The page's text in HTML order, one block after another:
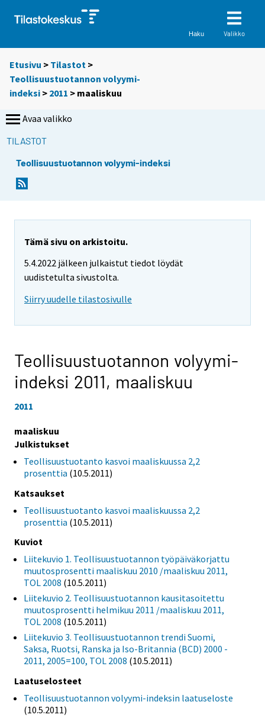
Haku Valikko
Etusivu > Tilastot >
Teollisuustuotannon volyymi-
indeksi > 2011 > maaliskuu
Avaa valikko
TILASTOT
Teollisuustuotannon volyymi-indeksi
Tämä sivu on arkistoitu.
5.4.2022 jälkeen julkaistut tiedot löydät
uudistetulta sivustolta.
Siirry uudelle tilastosivulle
Teollisuustuotannon volyymi-
indeksi 2011, maaliskuu
2011
maaliskuu
Julkistukset
Teollisuustuotanto kasvoi maaliskuussa 2,2
prosenttia (10.5.2011)
Katsaukset
Teollisuustuotanto kasvoi maaliskuussa 2,2
prosenttia (10.5.2011)
Kuviot
Liitekuvio 1. Teollisuustuotannon työpäiväkorjattu
muutosprosentti maaliskuu 2010 /maaliskuu 2011,
TOL 2008 (10.5.2011)
Liitekuvio 2. Teollisuustuotannon kausitasoitettu
muutosprosentti helmikuu 2011 /maaliskuu 2011,
TOL 2008 (10.5.2011)
Liitekuvio 3. Teollisuustuotannon trendi Suomi,
Saksa, Ruotsi, Ranska ja Iso-Britannia (BCD) 2000 -
2011, 2005=100, TOL 2008 (10.5.2011)
Laatuselosteet
Teollisuustuotannon volyymi-indeksin laatuseloste
(10.5.2011)